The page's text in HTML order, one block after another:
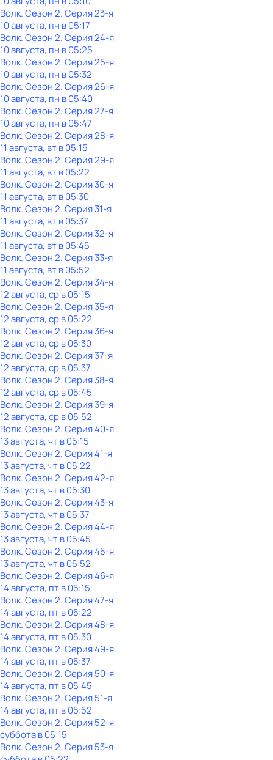
Волк. Сезон 2. Серия 23-я
10 августа, пн в 05:17
Волк. Сезон 2. Серия 24-я
10 августа, пн в 05:25
Волк. Сезон 2. Серия 25-я
10 августа, пн в 05:32
Волк. Сезон 2. Серия 26-я
10 августа, пн в 05:40
Волк. Сезон 2. Серия 27-я
10 августа, пн в 05:47
Волк. Сезон 2. Серия 28-я
11 августа, вт в 05:15
Волк. Сезон 2. Серия 29-я
11 августа, вт в 05:22
Волк. Сезон 2. Серия 30-я
11 августа, вт в 05:30
Волк. Сезон 2. Серия 31-я
11 августа, вт в 05:37
Волк. Сезон 2. Серия 32-я
11 августа, вт в 05:45
Волк. Сезон 2. Серия 33-я
11 августа, вт в 05:52
Волк. Сезон 2. Серия 34-я
12 августа, ср в 05:15
Волк. Сезон 2. Серия 35-я
12 августа, ср в 05:22
Волк. Сезон 2. Серия 36-я
12 августа, ср в 05:30
Волк. Сезон 2. Серия 37-я
12 августа, ср в 05:37
Волк. Сезон 2. Серия 38-я
12 августа, ср в 05:45
Волк. Сезон 2. Серия 39-я
12 августа, ср в 05:52
Волк. Сезон 2. Серия 40-я
13 августа, чт в 05:15
Волк. Сезон 2. Серия 41-я
13 августа, чт в 05:22
Волк. Сезон 2. Серия 42-я
13 августа, чт в 05:30
Волк. Сезон 2. Серия 43-я
13 августа, чт в 05:37
Волк. Сезон 2. Серия 44-я
13 августа, чт в 05:45
Волк. Сезон 2. Серия 45-я
13 августа, чт в 05:52
Волк. Сезон 2. Серия 46-я
14 августа, пт в 05:15
Волк. Сезон 2. Серия 47-я
14 августа, пт в 05:22
Волк. Сезон 2. Серия 48-я
14 августа, пт в 05:30
Волк. Сезон 2. Серия 49-я
14 августа, пт в 05:37
Волк. Сезон 2. Серия 50-я
14 августа, пт в 05:45
Волк. Сезон 2. Серия 51-я
14 августа, пт в 05:52
Волк. Сезон 2. Серия 52-я
субботав05:15
Волк. Сезон 2. Серия 53-я